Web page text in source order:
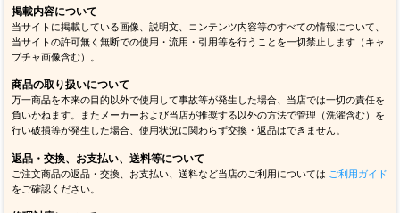
掲載内容について
当サイトに掲載している画像、説明文、コンテンツ内容等のすべての情報について、
当サイトの許可無く無断での使用・流用・引用等を行うことを一切禁止します（キャ
プチャ画像含む）。
商品の取り扱いについて
万一商品を本来の目的以外で使用して事故等が発生した場合、当店では一切の責任を
負いかねます。またメーカーおよび当店が推奨する以外の方法で管理（洗濯含む）を
行い破損等が発生した場合、使用状況に関わらず交換・返品はできません。
返品・交換、お支払い、送料等について
ご注文商品の返品・交換、お支払い、送料など当店のご利用については ご利用ガイド
をご確認ください。